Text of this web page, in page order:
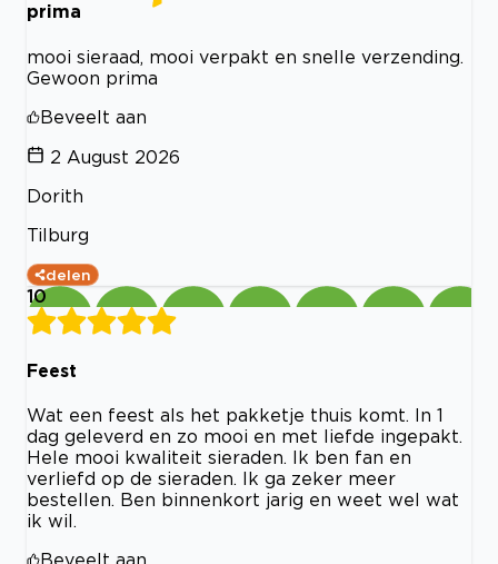
prima
mooi sieraad, mooi verpakt en snelle verzending.
Gewoon prima
Beveelt aan
2 August 2026
Dorith
Tilburg
delen
10
Feest
Wat een feest als het pakketje thuis komt. In 1
dag geleverd en zo mooi en met liefde ingepakt.
Hele mooi kwaliteit sieraden. Ik ben fan en
verliefd op de sieraden. Ik ga zeker meer
bestellen. Ben binnenkort jarig en weet wel wat
ik wil.
Beveelt aan